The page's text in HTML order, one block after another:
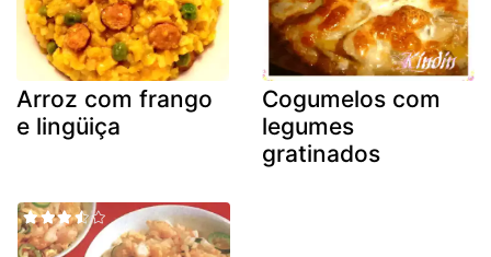
Arroz com frango
e lingüiça
Cogumelos com
legumes
gratinados